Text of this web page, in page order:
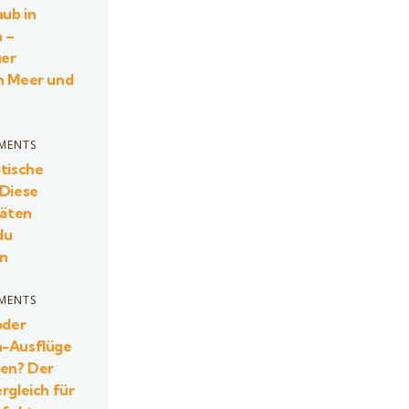
in
–
Meer und
Ausflüge
Der
für